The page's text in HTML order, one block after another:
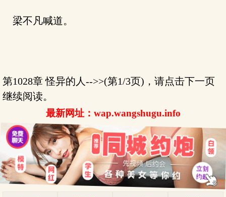
梁不凡喊道。
第1028章 怪异的人-->>(第1/3页)，请点击下一页
继续阅读。
最新网址：wap.wangshugu.info